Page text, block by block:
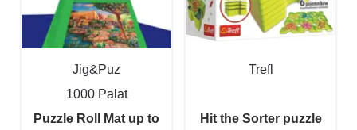
Jig&Puz
1000 Palat
Puzzle Roll Mat up to
Trefl
Hit the Sorter puzzle